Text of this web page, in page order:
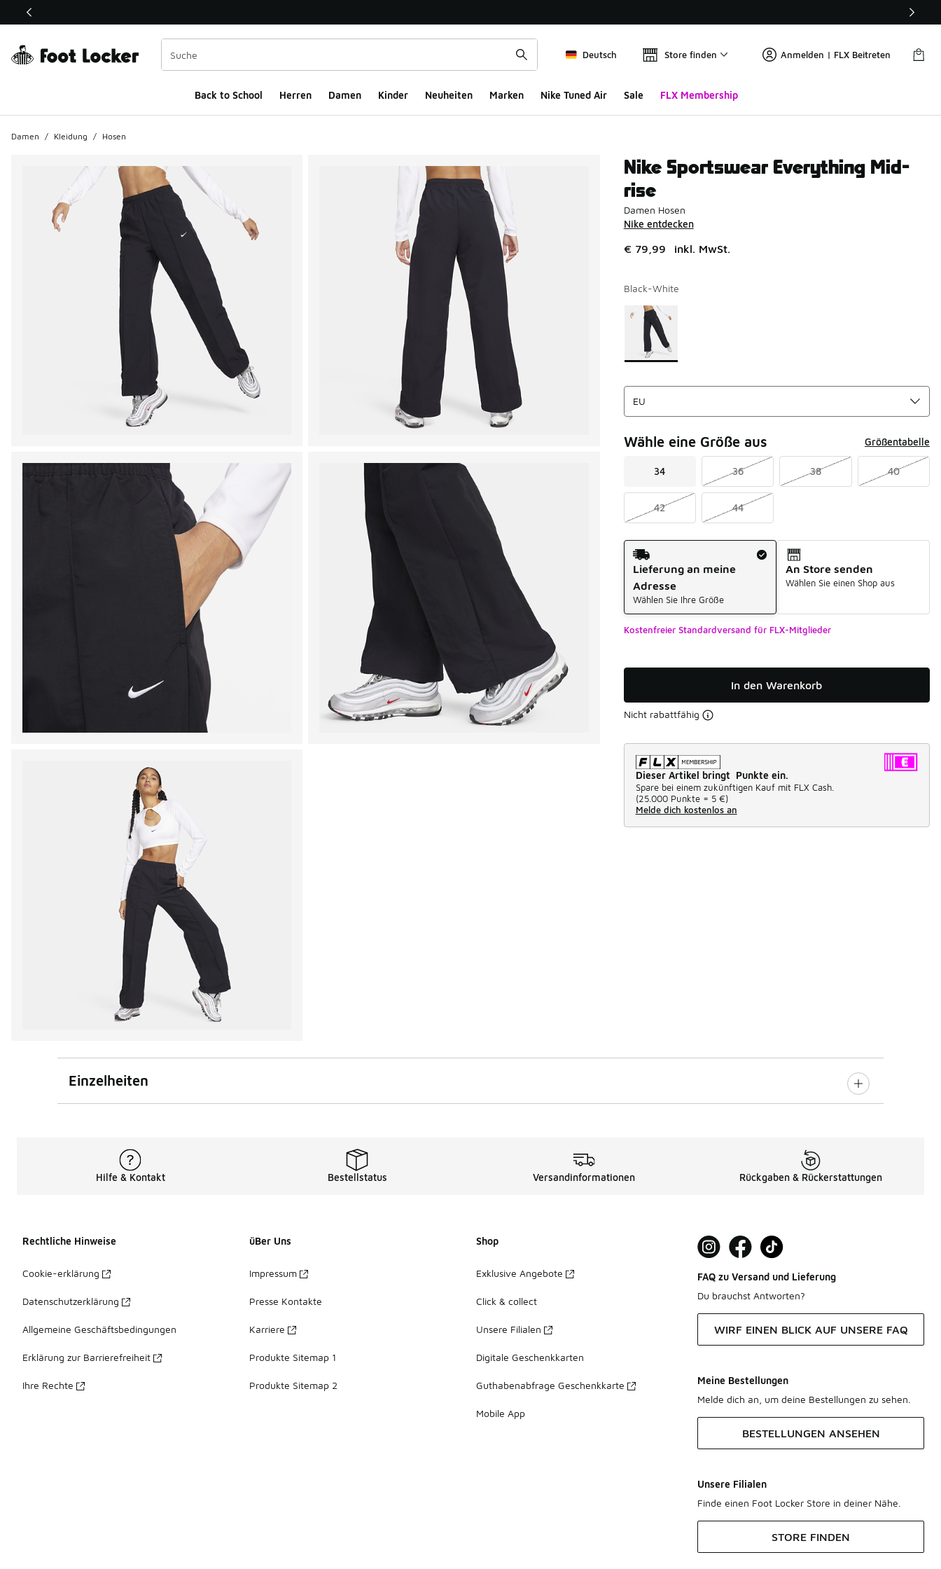
Dieser Link öffnet sich in einem neuen Fenster
Deutsch Store finden Anmelden | FLX Beitreten
Back to School Herren Damen Kinder Neuheiten Marken Nike Tuned Air Sale FLX Membership
Damen / Kleidung / Hosen
Nike Sportswear Everything Mid-
rise
Damen Hosen
Nike entdecken
€ 79,99 inkl. MwSt.
Black-White
Seite 1 von 1 zeigt die Farben 1 bis 1 von 1 an.
Bitte wählen Sie einen Stil aus
Wähle eine Größe aus Größentabelle
34 36 38 40
42 44
Versandart
Lieferung an meine
Adresse
Wählen Sie Ihre Größe
An Store senden
Wählen Sie einen Shop aus
Kostenfreier Standardversand für FLX-Mitglieder
In den Warenkorb
Nicht rabattfähig
Dieser Artikel bringt Punkte ein.
Spare bei einem zukünftigen Kauf mit FLX Cash.
(25.000 Punkte = 5 €)
Melde dich kostenlos an
Einzelheiten
Hilfe & Kontakt Bestellstatus Versandinformationen Rückgaben & Rückerstattungen
Rechtliche Hinweise
Cookie-erklärung
Datenschutzerklärung
Allgemeine Geschäftsbedingungen
Erklärung zur Barrierefreiheit
Ihre Rechte
üBer Uns
Impressum
Presse Kontakte
Karriere
Produkte Sitemap 1
Produkte Sitemap 2
Shop
Exklusive Angebote
Click & collect
Unsere Filialen
Digitale Geschenkkarten
Guthabenabfrage Geschenkkarte
Mobile App
FAQ zu Versand und Lieferung
Du brauchst Antworten?
WIRF EINEN BLICK AUF UNSERE FAQ
Meine Bestellungen
Melde dich an, um deine Bestellungen zu sehen.
BESTELLUNGEN ANSEHEN
Unsere Filialen
Finde einen Foot Locker Store in deiner Nähe.
STORE FINDEN